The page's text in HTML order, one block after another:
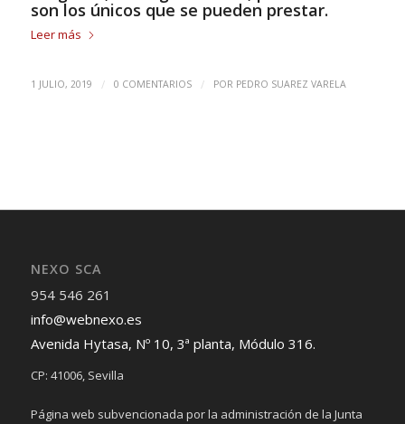
son los únicos que se pueden prestar.
Leer más
1 JULIO, 2019 / 0 COMENTARIOS / POR PEDRO SUAREZ VARELA
NEXO SCA
954 546 261
info@webnexo.es
Avenida Hytasa, Nº 10, 3ª planta, Módulo 316.
CP: 41006, Sevilla
Página web subvencionada por la administración de la Junta